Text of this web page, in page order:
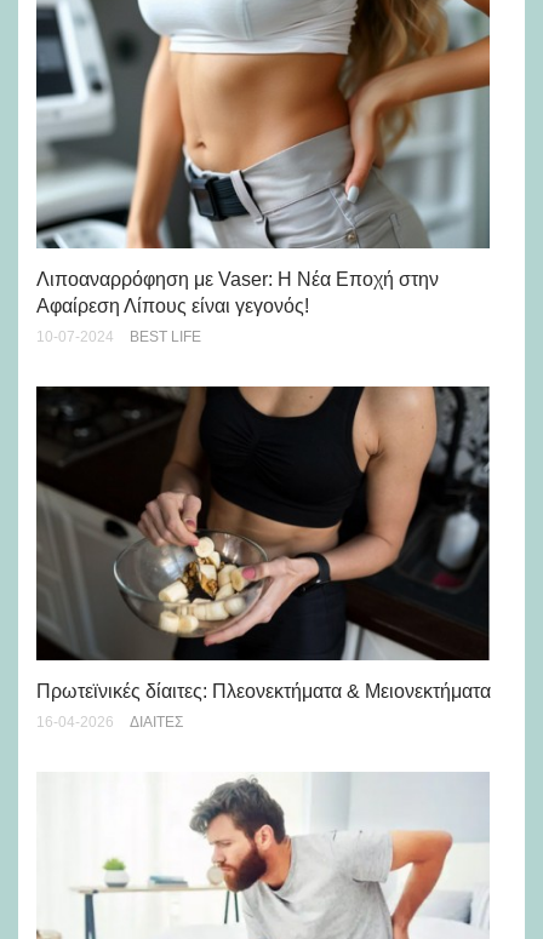
Λιποαναρρόφηση με Vaser: Η Νέα Εποχή στην
Αφαίρεση Λίπους είναι γεγονός!
10-07-2024 BEST LIFE
Πρωτεϊνικές δίαιτες: Πλεονεκτήματα & Μειονεκτήματα
16-04-2026 ΔΊΑΙΤΕΣ